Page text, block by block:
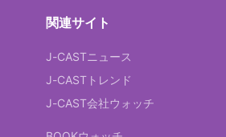
関連サイト
J-CASTニュース
J-CASTトレンド
J-CAST会社ウォッチ